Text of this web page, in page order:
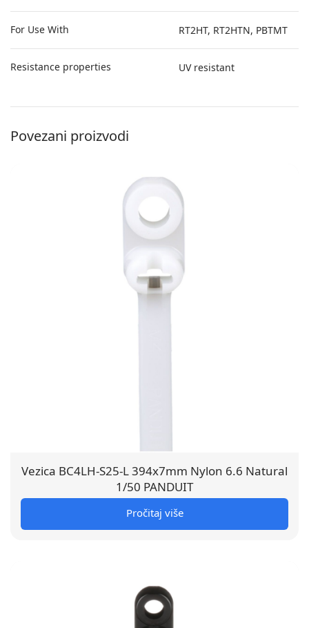
For Use With RT2HT, RT2HTN, PBTMT
Resistance properties UV resistant
Povezani proizvodi
Vezica BC4LH-S25-L 394x7mm Nylon 6.6 Natural
1/50 PANDUIT
Pročitaj više